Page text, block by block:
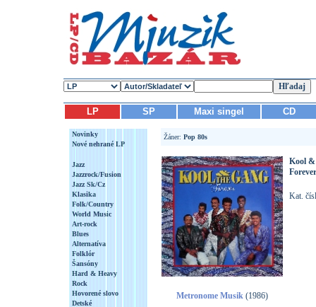
LP SP Maxi singel CD
Novinky
Nové nehrané LP
Jazz
Jazzrock/Fusion
Jazz Sk/Cz
Klasika
Folk/Country
World Music
Art-rock
Blues
Alternatíva
Folklór
Šansóny
Hard & Heavy
Rock
Hovorené slovo
Detské
Žáner: Pop 80s
Metronome Musik (1986)
Kool &
Forever
Kat.